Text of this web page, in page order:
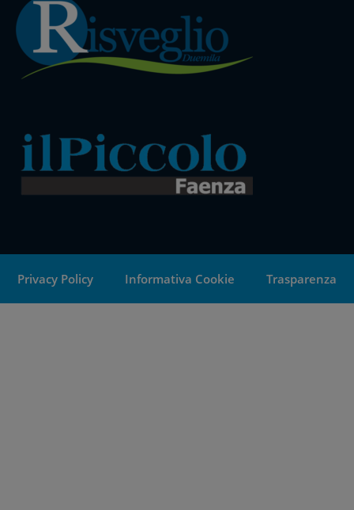
Privacy Policy Informativa Cookie Trasparenza